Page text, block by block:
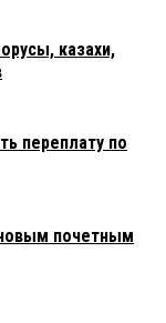
казахи,
переплату по
почетным